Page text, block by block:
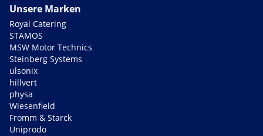
Unsere Marken
Royal Catering
STAMOS
MSW Motor Technics
Steinberg Systems
ulsonix
hillvert
physa
Wiesenfield
Fromm & Starck
Uniprodo